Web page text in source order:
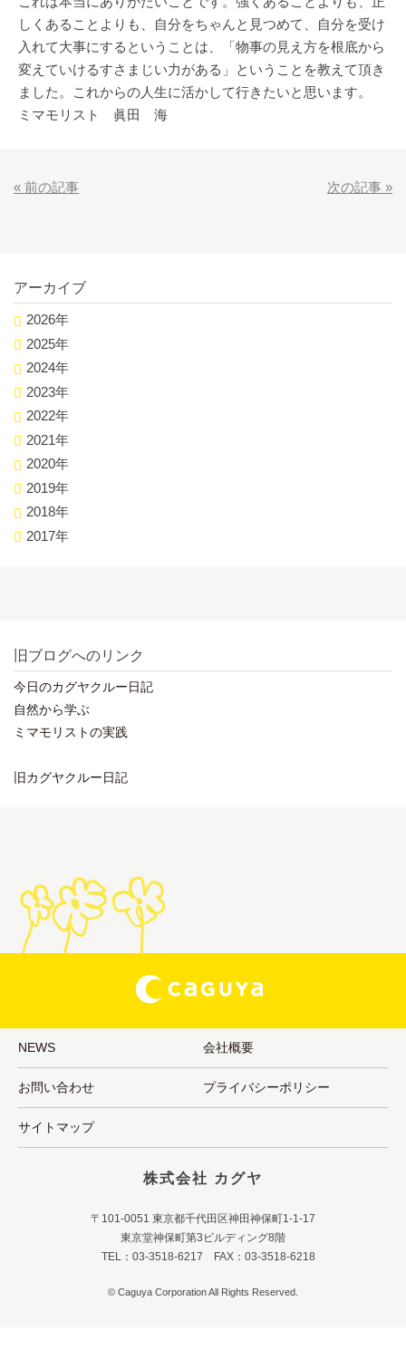
しくあることよりも、自分をちゃんと見つめて、自分を受け
入れて大事にするということは、「物事の見え方を根底から
変えていけるすさまじい力がある」ということを教えて頂き
ました。これからの人生に活かして行きたいと思います。
ミマモリスト 眞田 海
« 前の記事 次の記事 »
アーカイブ
2026年
2025年
2024年
2023年
2022年
2021年
2020年
2019年
2018年
2017年
旧ブログへのリンク
今日のカグヤクルー日記
自然から学ぶ
ミマモリストの実践
旧カグヤクルー日記
NEWS 会社概要
お問い合わせ プライバシーポリシー
サイトマップ
株式会社 カグヤ
〒101-0051 東京都千代田区神田神保町1-1-17
東京堂神保町第3ビルディング8階
TEL：03-3518-6217 FAX：03-3518-6218
© Caguya Corporation All Rights Reserved.